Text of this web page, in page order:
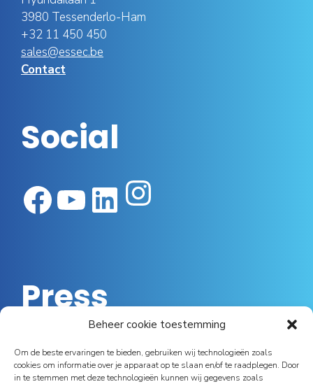
Beheer cookie toestemming
Om de beste ervaringen te bieden, gebruiken wij technologieën zoals
cookies om informatie over je apparaat op te slaan en/of te raadplegen. Door
in te stemmen met deze technologieën kunnen wij gegevens zoals
3980 Tessenderlo-Ham
+32 11 450 450
sales@essec.be
Contact
Social
Facebook
YouTube
LinkedIn
Instagram
Press
eigenlijk te goedkoop geworden zijn”